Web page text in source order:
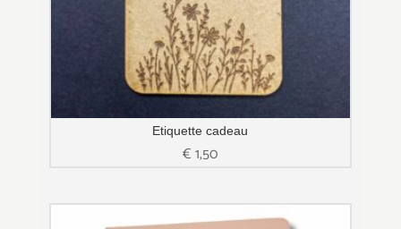
Etiquette cadeau
€1,50